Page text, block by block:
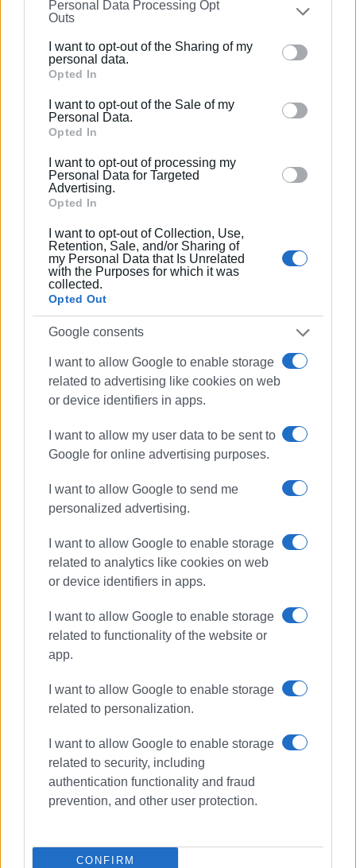
on theIAB’s List of Downstream Participants
that may
further disclose it to other third parties.
Please note that this website/app uses one or more
Google services and may gather and store information
behaviour. You may click to grant or deny consent to
Google and its third-party tags to use your data for
section.
Personal Data Processing Opt
Outs
I want to opt-out of the Sharing of my
personal data.
Opted In
I want to opt-out of the Sale of my
Personal Data.
Opted In
I want to opt-out of processing my
Personal Data for Targeted
Advertising.
Opted In
I want to opt-out of Collection, Use,
Retention, Sale, and/or Sharing of
my Personal Data that Is Unrelated
with the Purposes for which it was
collected.
Opted Out
Google consents
I want to allow Google to enable storage
related to advertising like cookies on web
or device identifiers in apps.
I want to allow my user data to be sent to
Google for online advertising purposes.
I want to allow Google to send me
personalized advertising.
I want to allow Google to enable storage
related to analytics like cookies on web
or device identifiers in apps.
I want to allow Google to enable storage
related to functionality of the website or
app.
I want to allow Google to enable storage
related to personalization.
I want to allow Google to enable storage
related to security, including
authentication functionality and fraud
prevention, and other user protection.
CONFIRM
ΕΛΜΕ ΚΕΡΚΥΡΑΣ